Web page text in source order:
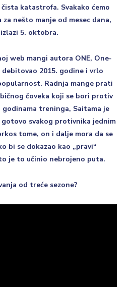
katastrofa. Svakako ćemo
nešto manje od mesec dana,
5. oktobra.
web mangi autora ONE, One-
debitovao 2015. godine i vrlo
Radnja mange prati
čoveka koji se bori protiv
godinama treninga, Saitama je
gotovo svakog protivnika jednim
tome, on i dalje mora da se
bi se dokazao kao „pravi“
je to učinio nebrojeno puta.
od treće sezone?